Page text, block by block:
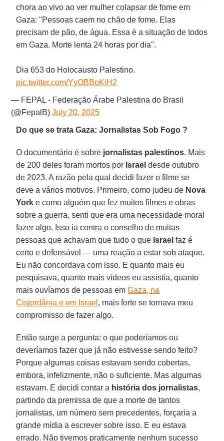
chora ao vivo ao ver mulher colapsar de fome em
Gaza: "Pessoas caem no chão de fome. Elas
precisam de pão, de água. Essa é a situação de todos
em Gaza. Morte lenta 24 horas por dia".
Dia 653 do Holocausto Palestino.
pic.twitter.com/YyOBBoKiH2
— FEPAL - Federação Árabe Palestina do Brasil
(@FepalB)July 20, 2025
Do que se trata Gaza: Jornalistas Sob Fogo ?
O documentário é sobre jornalistas palestinos. Mais
de 200 deles foram mortos por Israel desde outubro
de 2023. A razão pela qual decidi fazer o filme se
deve a vários motivos. Primeiro, como judeu de Nova
York e como alguém que fez muitos filmes e obras
sobre a guerra, senti que era uma necessidade moral
fazer algo. Isso ia contra o conselho de muitas
pessoas que achavam que tudo o que Israel faz é
certo e defensável — uma reação a estar sob ataque.
Eu não concordava com isso. E quanto mais eu
pesquisava, quanto mais vídeos eu assistia, quanto
mais ouvíamos de pessoas emGaza, na
Cisjordânia e em Israel , mais forte se tornava meu
compromisso de fazer algo.
Então surge a pergunta: o que poderíamos ou
deveríamos fazer que já não estivesse sendo feito?
Porque algumas coisas estavam sendo cobertas,
embora, infelizmente, não o suficiente. Mas algumas
estavam. E decidi contar a história dos jornalistas,
partindo da premissa de que a morte de tantos
jornalistas, um número sem precedentes, forçaria a
grande mídia a escrever sobre isso. E eu estava
errado. Não tivemos praticamente nenhum sucesso